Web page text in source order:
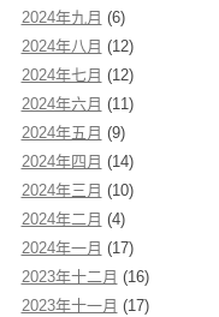
2024年九月 (6)
2024年八月 (12)
2024年七月 (12)
2024年六月 (11)
2024年五月 (9)
2024年四月 (14)
2024年三月 (10)
2024年二月 (4)
2024年一月 (17)
2023年十二月 (16)
2023年十一月 (17)